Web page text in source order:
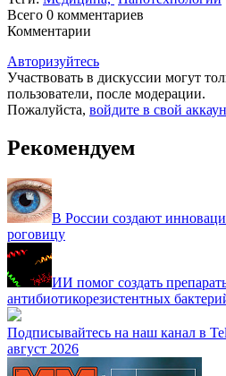
Всего 0 комментариев
Комментарии
Авторизуйтесь
Участвовать в дискуссии могут
пользователи, после модерации.
Пожалуйста, войдите в свой
Рекомендуем
В России создают
роговицу
ИИ помог создать
антибиотикорезистентных
Подписывайтесь на наш канал в
август 2026